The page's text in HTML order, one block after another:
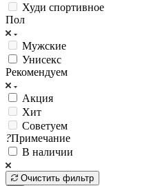
Худи спортивное
Пол
Мужские
Унисекс
Рекомендуем
Акция
Хит
Советуем
?Примечание
В наличии
Очистить фильтр